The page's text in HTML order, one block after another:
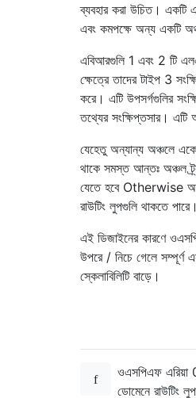
ব্যবহার করা উচিত। একটি
এবং কমপক্ষে অন্য একটি
এবিআরগুলি 1 এবং 2 টি
ক্ষেত্রে তাদের টাইপ 3
করে। এটি উপসর্গগুলির
তথ্যের সংক্ষিপ্তসার।
যেহেতু অন্যান্য অঞ্চলে
থাকে সমস্ত আন্তঃ অঞ্চল
যেতে হবে Otherwise
রাউটিং লুপগুলি থাকতে পারে।
এই ডিজাইনের কারণে
উপরে / নিচে গেলে সম্পূর্ণ
স্কেলাবিলিটি বাড়ে।
ওএসপিএফ এরিয়া
ডোমেনে রাউটিং